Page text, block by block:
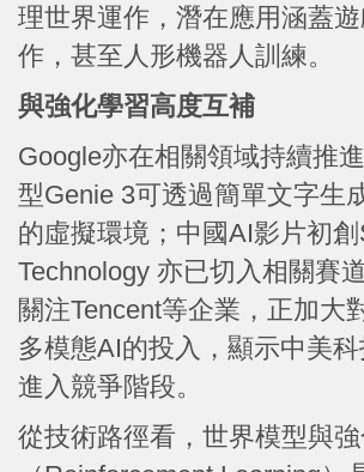
理世界運作，潛在應用涵蓋
作，甚至人形機器人訓練。
與強化學習高度互補
Google亦在相關領域持續推
型Genie 3可透過簡單文字生
的虛擬環境；中國AI影片初
Technology 亦已切入相關賽
關注Tencent等企業，正加大
多模態AI的投入，顯示中美
進入競爭階段。
從技術路徑看，世界模型與